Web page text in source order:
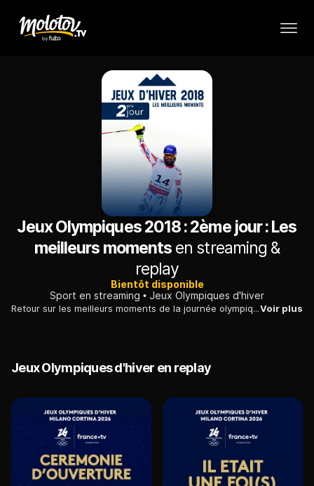
Jeux Olympiques 2018 : 2ème jour : Les
meilleurs moments en streaming &
replay
Bientôt disponible
Sport en streaming
Jeux Olympiques d'hiver
Retour sur les meilleurs moments de la journée olympique dans les conditions du direct.Voir plus
Jeux Olympiques d'hiver en replay